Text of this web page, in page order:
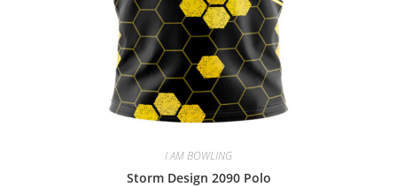
I AM BOWLING
Storm Design 2090 Polo